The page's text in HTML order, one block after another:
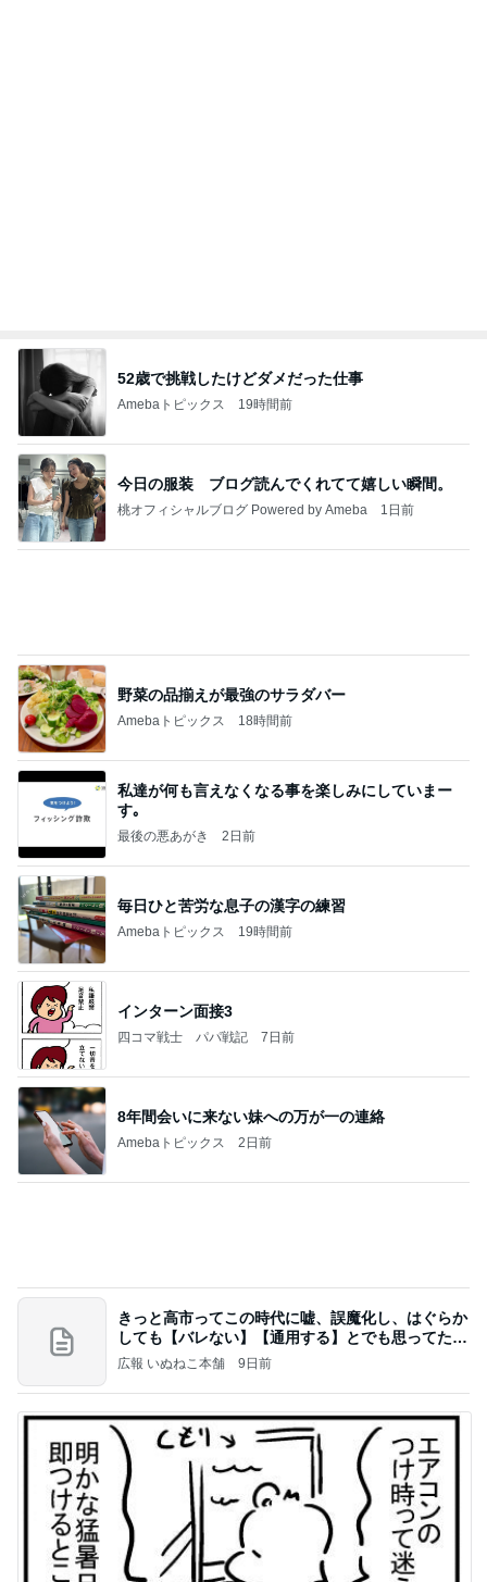
52歳で挑戦したけどダメだった仕事
Amebaトピックス 19時間前
今日の服装 ブログ読んでくれてて嬉しい瞬間。
桃オフィシャルブログ Powered by Ameba 1日前
野菜の品揃えが最強のサラダバー
Amebaトピックス 18時間前
私達が何も言えなくなる事を楽しみにしていまー
す｡
最後の悪あがき 2日前
毎日ひと苦労な息子の漢字の練習
Amebaトピックス 19時間前
インターン面接3
四コマ戦士 パパ戦記 7日前
8年間会いに来ない妹への万が一の連絡
Amebaトピックス 2日前
きっと高市ってこの時代に嘘、誤魔化し、はぐらか
しても【バレない】【通用する】とでも思ってたん
だろ
広報 いぬねこ本舗 9日前